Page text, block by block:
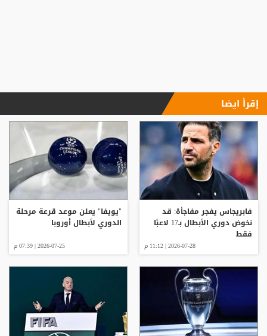
إقرأ ايضا
فابريجاس يفجر مفاجأة: قد
نخوض دوري الأبطال بـ17 لاعبًا
فقط
2026-07-28 | 11:12 م
"يويفا" يعلن موعد قرعة مرحلة
الدوري لأبطال أوروبا
2026-07-25 | 07:39 م